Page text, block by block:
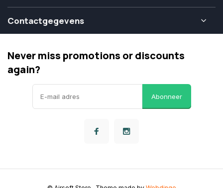
Contactgegevens
Never miss promotions or discounts
again?
Abonneer